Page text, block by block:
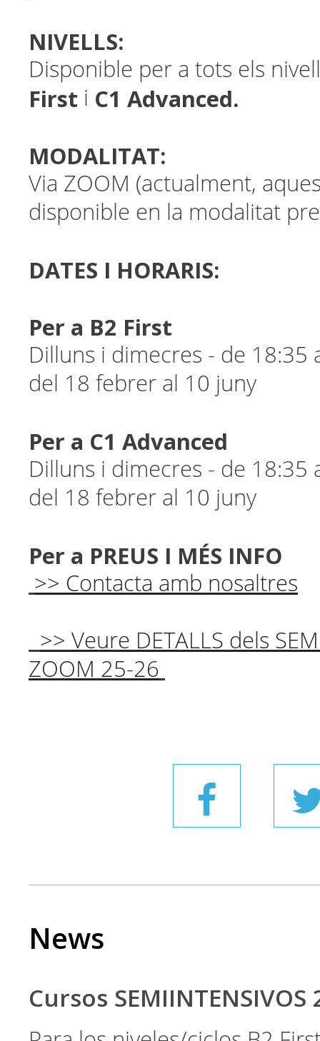
NIVELLS:
Disponible per a tots els
First i C1 Advanced.
MODALITAT:
Via ZOOM (actualment,
disponible en la modalitat
DATES I HORARIS:
Per a B2 First
Dilluns i dimecres - de 18:35
del 18 febrer al 10 juny
Per a C1 Advanced
Dilluns i dimecres - de
del 18 febrer al 10 juny
Per a PREUS I MÉS INFO
>> Contacta amb nosaltres
>> Veure DETALLS dels
ZOOM 25-26
News
Cursos SEMIINTENSIVOS